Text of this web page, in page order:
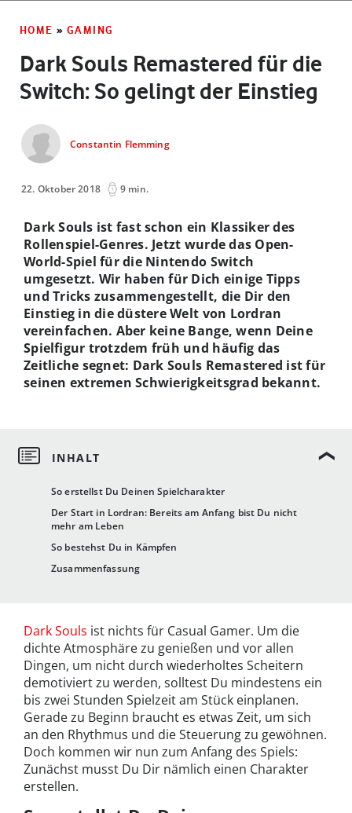
HOME » GAMING
Dark Souls Remastered für die
Switch: So gelingt der Einstieg
Constantin Flemming
22. Oktober 2018 9 min.
So erstellst Du Deinen Spielcharakter
Der Start in Lordran: Bereits am Anfang bist Du nicht
mehr am Leben
So bestehst Du in Kämpfen
Zusammenfassung
Dark Souls ist fast schon ein Klassiker des
Rollenspiel-Genres. Jetzt wurde das Open-
World-Spiel für die Nintendo Switch
umgesetzt. Wir haben für Dich einige Tipps
und Tricks zusammengestellt, die Dir den
Einstieg in die düstere Welt von Lordran
vereinfachen. Aber keine Bange, wenn Deine
Spielfigur trotzdem früh und häufig das
Zeitliche segnet: Dark Souls Remastered ist für
seinen extremen Schwierigkeitsgrad bekannt.
Dark Souls ist nichts für Casual Gamer. Um die
dichte Atmosphäre zu genießen und vor allen
Dingen, um nicht durch wiederholtes Scheitern
demotiviert zu werden, solltest Du mindestens ein
bis zwei Stunden Spielzeit am Stück einplanen.
Gerade zu Beginn braucht es etwas Zeit, um sich
an den Rhythmus und die Steuerung zu gewöhnen.
Doch kommen wir nun zum Anfang des Spiels:
Zunächst musst Du Dir nämlich einen Charakter
erstellen.